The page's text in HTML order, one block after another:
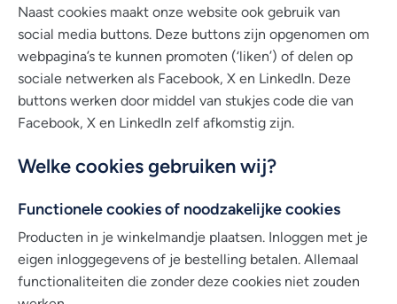
Naast cookies maakt onze website ook gebruik van
social media buttons. Deze buttons zijn opgenomen om
webpagina’s te kunnen promoten (‘liken’) of delen op
sociale netwerken als Facebook, X en LinkedIn. Deze
buttons werken door middel van stukjes code die van
Facebook, X en LinkedIn zelf afkomstig zijn.
Welke cookies gebruiken wij?
Functionele cookies of noodzakelijke cookies
Producten in je winkelmandje plaatsen. Inloggen met je
eigen inloggegevens of je bestelling betalen. Allemaal
functionaliteiten die zonder deze cookies niet zouden